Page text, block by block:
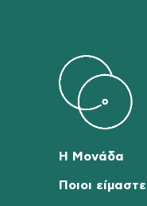
Η Μονάδα
Ποιοι είμαστε